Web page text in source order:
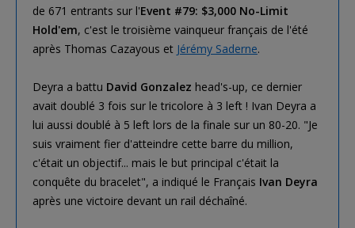
de 671 entrants sur l'Event #79: $3,000 No-Limit
Hold'em, c'est le troisième vainqueur français de l'été
après Thomas Cazayous et Jérémy Saderne.
Deyra a battu David Gonzalez head's-up, ce dernier
avait doublé 3 fois sur le tricolore à 3 left ! Ivan Deyra a
lui aussi doublé à 5 left lors de la finale sur un 80-20. "Je
suis vraiment fier d'atteindre cette barre du million,
c'était un objectif... mais le but principal c'était la
conquête du bracelet", a indiqué le Français Ivan Deyra
après une victoire devant un rail déchaîné.